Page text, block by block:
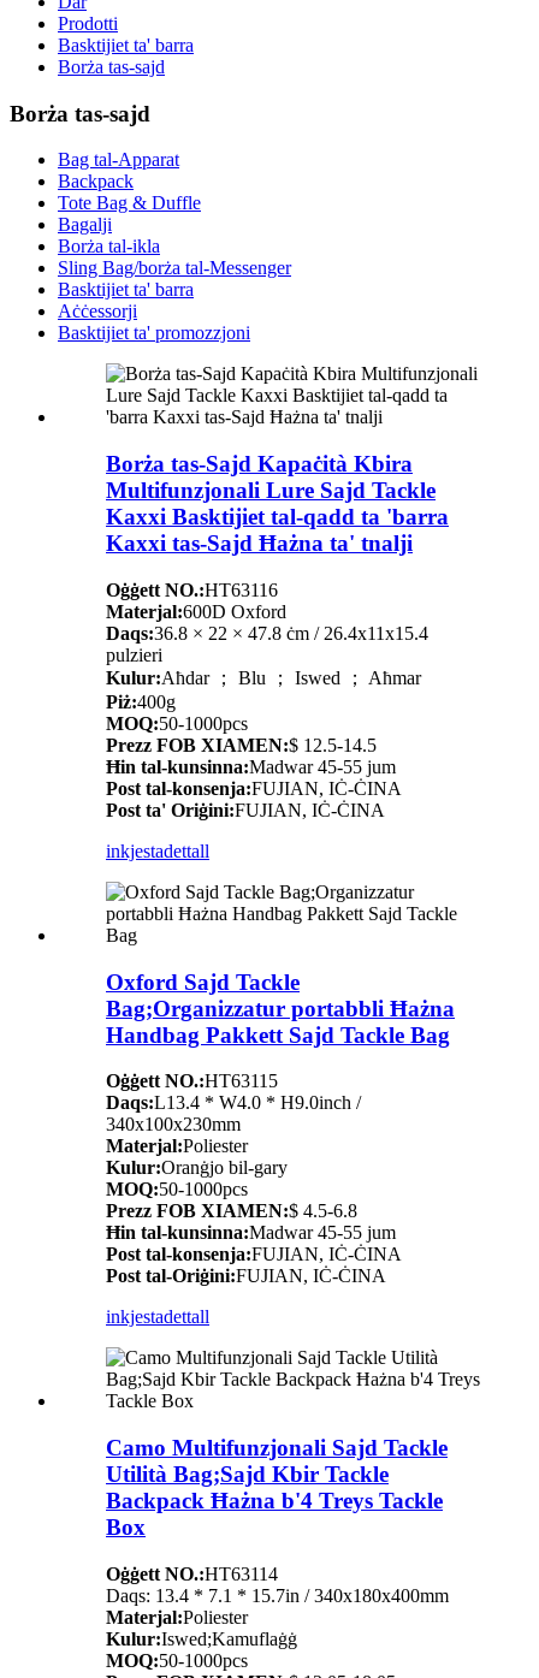
Prodotti
Basktijiet ta' barra
Borża tas-sajd
Borża tas-sajd
Bag tal-Apparat
Backpack
Tote Bag & Duffle
Bagalji
Borża tal-ikla
Sling Bag/borża tal-Messenger
Basktijiet ta' barra
Aċċessorji
Basktijiet ta' promozzjoni
Borża tas-Sajd Kapaċità Kbira
Multifunzjonali Lure Sajd Tackle
Kaxxi Basktijiet tal-qadd ta 'barra
Kaxxi tas-Sajd Ħażna ta' tnalji
Oġġett NO.:HT63116
Materjal:600D Oxford
Daqs:36.8 × 22 × 47.8 ċm / 26.4x11x15.4
pulzieri
Kulur:Aħdar ； Blu ； Iswed ； Aħmar
Piż:400g
MOQ:50-1000pcs
Prezz FOB XIAMEN:$ 12.5-14.5
Ħin tal-kunsinna:Madwar 45-55 jum
Post tal-konsenja:FUJIAN, IĊ-ĊINA
Post ta' Oriġini:FUJIAN, IĊ-ĊINA
inkjestadettall
Oxford Sajd Tackle
Bag;Organizzatur portabbli Ħażna
Handbag Pakkett Sajd Tackle Bag
Oġġett NO.:HT63115
Daqs:L13.4 * W4.0 * H9.0inch /
340x100x230mm
Materjal:Poliester
Kulur:Oranġjo bil-gary
MOQ:50-1000pcs
Prezz FOB XIAMEN:$ 4.5-6.8
Ħin tal-kunsinna:Madwar 45-55 jum
Post tal-konsenja:FUJIAN, IĊ-ĊINA
Post tal-Oriġini:FUJIAN, IĊ-ĊINA
inkjestadettall
Camo Multifunzjonali Sajd Tackle
Utilità Bag;Sajd Kbir Tackle
Backpack Ħażna b'4 Treys Tackle
Box
Oġġett NO.:HT63114
Daqs: 13.4 * 7.1 * 15.7in / 340x180x400mm
Materjal:Poliester
Kulur:Iswed;Kamuflaġġ
MOQ:50-1000pcs